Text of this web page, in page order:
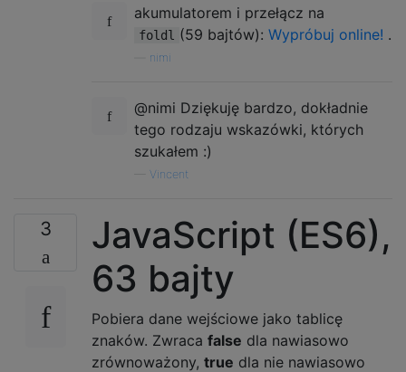
akumulatorem i przełącz na
foldl (59 bajtów): Wypróbuj online! .
nimi
@nimi Dziękuję bardzo, dokładnie
tego rodzaju wskazówki, których
szukałem :)
Vincent
3
JavaScript (ES6),
63 bajty
Pobiera dane wejściowe jako tablicę
znaków. Zwraca false dla nawiasowo
zrównoważony, true dla nie nawiasowo